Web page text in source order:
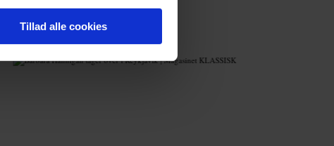
Tillad alle cookies